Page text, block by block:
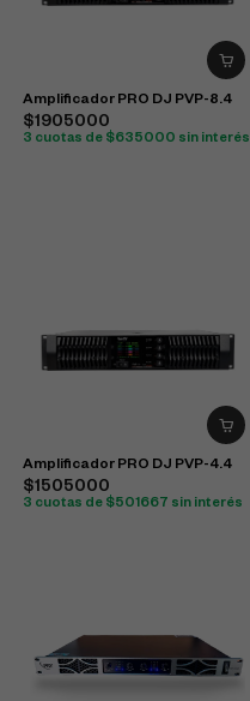
Amplificador PRO DJ PVP-8.4
$1905000
3 cuotas de $635000 sin interés
Amplificador PRO DJ PVP-4.4
$1505000
3 cuotas de $501667 sin interés